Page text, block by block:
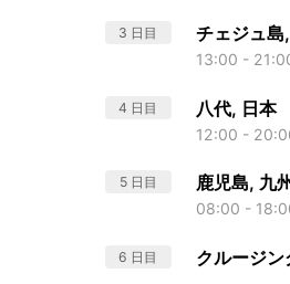
3 日目 チェジュ島
13:00 -
4 日目 八代, 日本
12:00 -
5 日目 鹿児島, 九
08:00 -
6 日目 クルージン